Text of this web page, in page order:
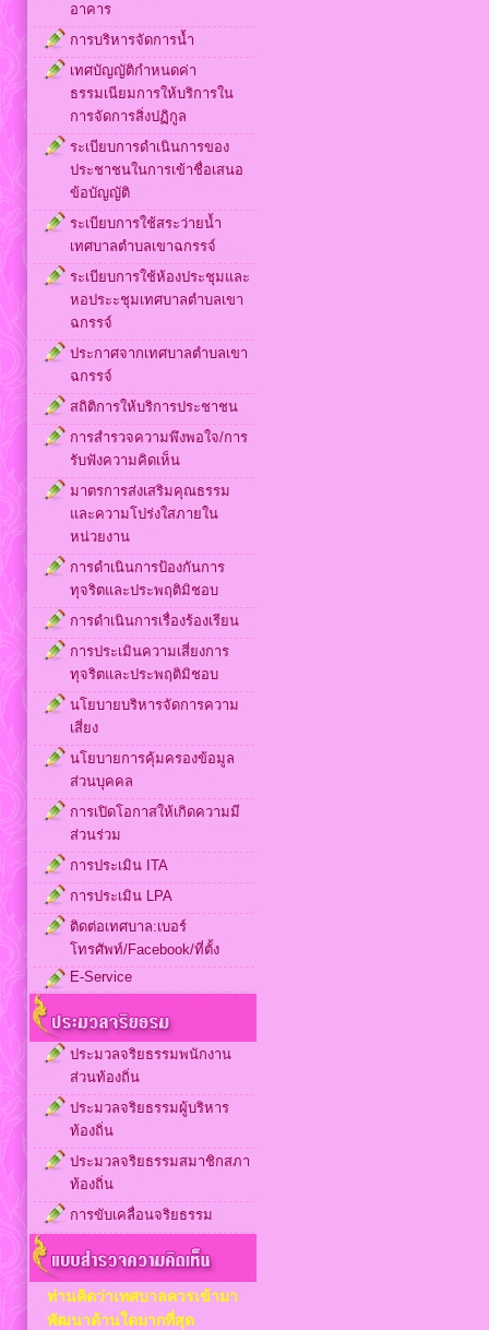
อาคาร
การบริหารจัดการน้ำ
เทศบัญญัติกำหนดค่า
ธรรมเนียมการให้บริการใน
การจัดการสิ่งปฏิกูล
ระเบียบการดำเนินการของ
ประชาชนในการเข้าชื่อเสนอ
ข้อบัญญัติ
ระเบียบการใช้สระว่ายน้ำ
เทศบาลตำบลเขาฉกรรจ์
ระเบียบการใช้ห้องประชุมและ
หอประะชุมเทศบาลตำบลเขา
ฉกรรจ์
ประกาศจากเทศบาลตำบลเขา
ฉกรรจ์
สถิติการให้บริการประชาชน
การสำรวจความพึงพอใจ/การ
รับฟังความคิดเห็น
มาตรการส่งเสริมคุณธรรม
และความโปร่งใสภายใน
หน่วยงาน
การดำเนินการป้องกันการ
ทุจริตและประพฤติมิชอบ
การดำเนินการเรื่องร้องเรียน
การประเมินความเสี่ยงการ
ทุจริตและประพฤติมิชอบ
นโยบายบริหารจัดการความ
เสี่ยง
นโยบายการคุ้มครองข้อมูล
ส่วนบุคคล
การเปิดโอกาสให้เกิดความมี
ส่วนร่วม
การประเมิน ITA
การประเมิน LPA
ติดต่อเทศบาล:เบอร์
โทรศัพท์/Facebook/ที่ตั้ง
E-Service
ประมวลจริยธรรมพนักงาน
ส่วนท้องถิ่น
ประมวลจริยธรรมผู้บริหาร
ท้องถิ่น
ประมวลจริยธรรมสมาชิกสภา
ท้องถิ่น
การขับเคลื่อนจริยธรรม
ท่านคิดว่าเทศบาลควรเข้ามา
พัฒนาด้านใดมากที่สุด